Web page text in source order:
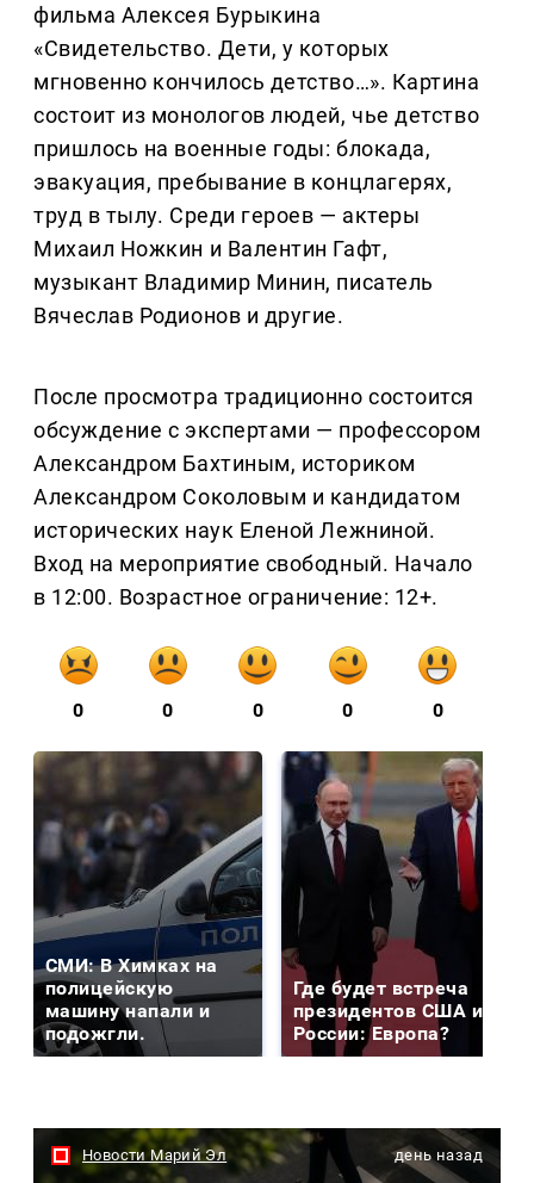
фильма Алексея Бурыкина
«Свидетельство. Дети, у которых
мгновенно кончилось детство…». Картина
состоит из монологов людей, чье детство
пришлось на военные годы: блокада,
эвакуация, пребывание в концлагерях,
труд в тылу. Среди героев — актеры
Михаил Ножкин и Валентин Гафт,
музыкант Владимир Минин, писатель
Вячеслав Родионов и другие.
После просмотра традиционно состоится
обсуждение с экспертами — профессором
Александром Бахтиным, историком
Александром Соколовым и кандидатом
исторических наук Еленой Лежниной.
Вход на мероприятие свободный. Начало
в 12:00. Возрастное ограничение: 12+.
0 0 0 0 0
СМИ: В Химках на
полицейскую
машину напали и
подожгли.
Где будет встреча
президентов США и
России: Европа?
Новости Марий Эл день назад